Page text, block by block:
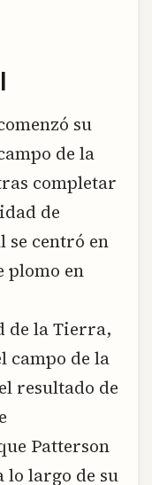
su
de la
completar
de
se centró en
plomo en
de la Tierra,
campo de la
resultado de
Patterson
lo largo de su